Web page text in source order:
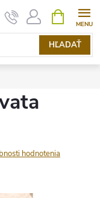
HĽADAŤ
KOŠÍK
hodnotenia